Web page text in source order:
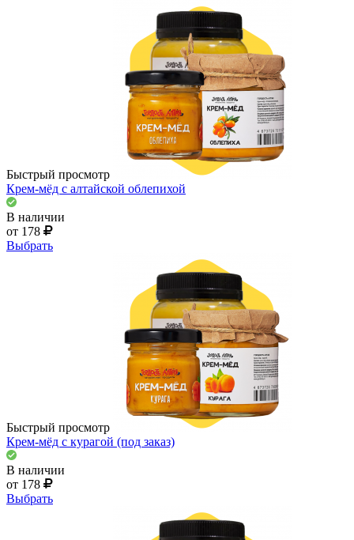
Быстрый просмотр
Крем-мёд с алтайской облепихой
В наличии
от 178
Выбрать
Быстрый просмотр
Крем-мёд с курагой (под заказ)
В наличии
от 178
Выбрать